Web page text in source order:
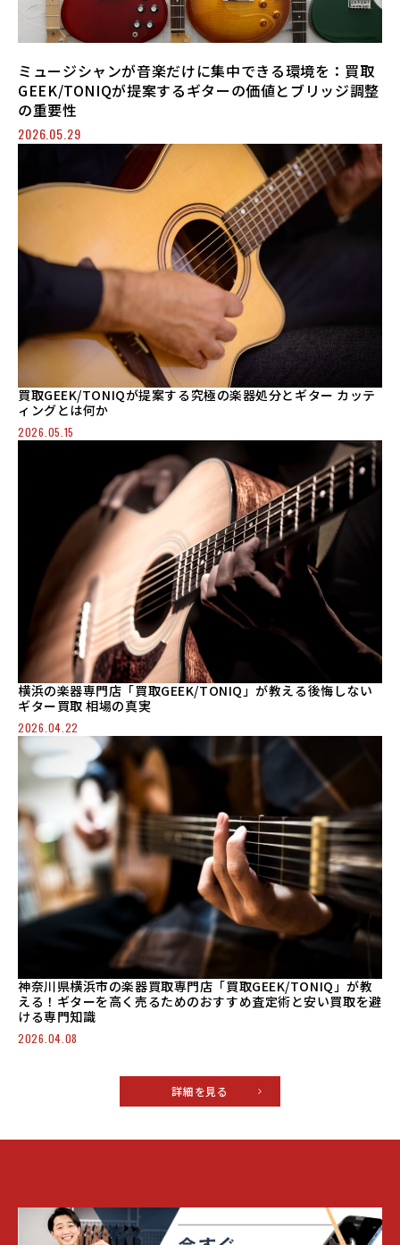
ミュージシャンが音楽だけに集中できる環境を：買取
GEEK/TONIQが提案するギターの価値とブリッジ調整
の重要性
2026.05.29
買取GEEK/TONIQが提案する究極の楽器処分とギター カッテ
ィングとは何か
2026.05.15
横浜の楽器専門店「買取GEEK/TONIQ」が教える後悔しない
ギター買取 相場の真実
2026.04.22
神奈川県横浜市の楽器買取専門店「買取GEEK/TONIQ」が教
える！ギターを高く売るためのおすすめ査定術と安い買取を避
ける専門知識
2026.04.08
詳細を見る